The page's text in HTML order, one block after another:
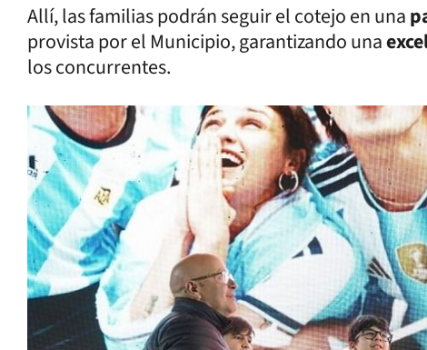
Allí, las familias podrán seguir el cotejo en una
provista por el Municipio, garantizando una
los concurrentes.